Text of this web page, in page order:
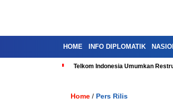
HOME INFO DIPLOMATIK
Telkom Indonesia Umumkan
Home / Pers Rilis